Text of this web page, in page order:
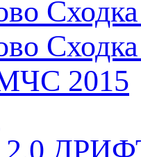
Сходка
Сходка
2015
2.0